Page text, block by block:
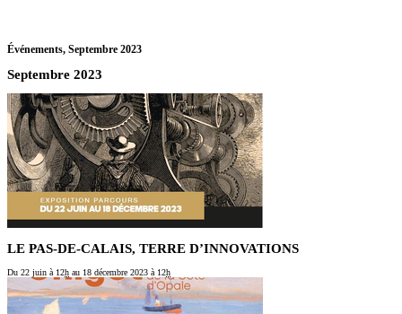
Événements, Septembre 2023
Septembre 2023
LE PAS-DE-CALAIS, TERRE D’INNOVATIONS
Du 22 juin à 12h au 18 décembre 2023 à 12h